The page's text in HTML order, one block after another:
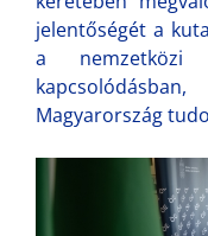
jelentőségét a
a nemzetközi
Magyarország